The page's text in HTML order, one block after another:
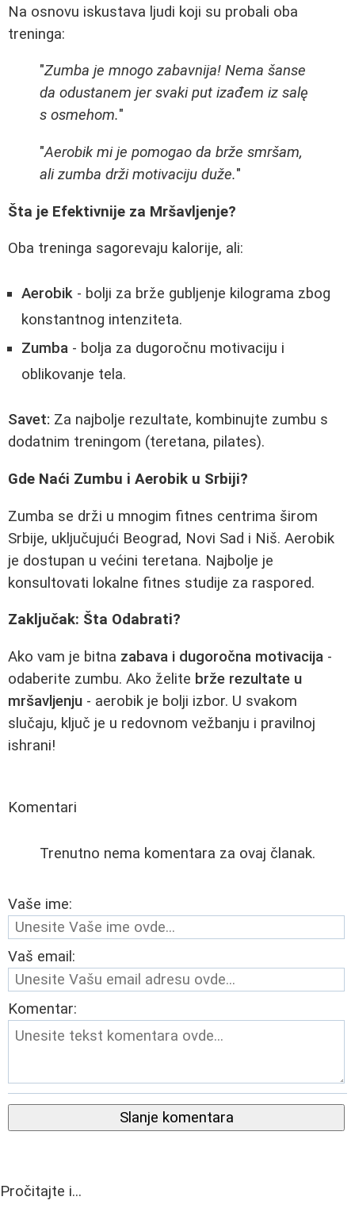
Na osnovu iskustava ljudi koji su probali oba
treninga:
"Zumba je mnogo zabavnija! Nema šanse
da odustanem jer svaki put izađem iz salę
s osmehom."
"Aerobik mi je pomogao da brže smršam,
ali zumba drži motivaciju duže."
Šta je Efektivnije za Mršavljenje?
Oba treninga sagorevaju kalorije, ali:
Aerobik - bolji za brže gubljenje kilograma zbog
konstantnog intenziteta.
Zumba - bolja za dugoročnu motivaciju i
oblikovanje tela.
Savet: Za najbolje rezultate, kombinujte zumbu s
dodatnim treningom (teretana, pilates).
Gde Naći Zumbu i Aerobik u Srbiji?
Zumba se drži u mnogim fitnes centrima širom
Srbije, uključujući Beograd, Novi Sad i Niš. Aerobik
je dostupan u većini teretana. Najbolje je
konsultovati lokalne fitnes studije za raspored.
Zaključak: Šta Odabrati?
Ako vam je bitna zabava i dugoročna motivacija -
odaberite zumbu. Ako želite brže rezultate u
mršavljenju - aerobik je bolji izbor. U svakom
slučaju, ključ je u redovnom vežbanju i pravilnoj
ishrani!
Komentari
Trenutno nema komentara za ovaj članak.
Vaše ime:
Vaš email:
Komentar:
Slanje komentara
Pročitajte i...